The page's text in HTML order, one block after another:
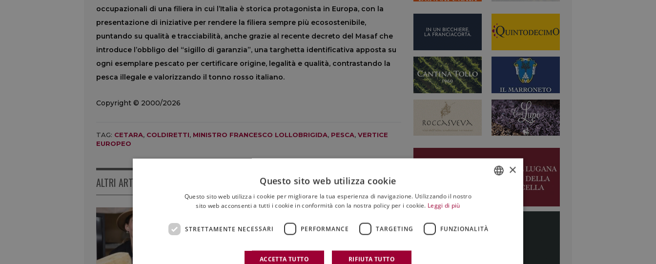
occupazionali di una filiera in cui l’Italia è storica protagonista in Europa, con la
presentazione di iniziative per rendere la filiera sempre più ecosostenibile,
puntando su qualità e tracciabilità, anche grazie al recente decreto del Masaf che
introduce l’obbligo del “sigillo di garanzia”, una targhetta identificativa apposta su
ogni esemplare pescato per certificare origine, legalità e qualità, contrastando la
pesca illegale e valorizzando il tonno rosso italiano.
Copyright © 2000/2026
TAG: CETARA, COLDIRETTI, MINISTRO FRANCESCO LOLLOBRIGIDA, PESCA, VERTICE
EUROPEO
ALTRI ARTICOLI
Un viaggio nel mondo tra biodiversità e storie di
cibo: ecco “Terra Madre Salone del Gusto” 2026
06 Agosto 2026
×
Questo sito web utilizza cookie
Questo sito web utilizza i cookie per migliorare la tua esperienza di navigazione. Utilizzando il nostro
sito web acconsenti a tutti i cookie in conformità con la nostra policy per i cookie. Leggi di più
STRETTAMENTE NECESSARI PERFORMANCE TARGETING FUNZIONALITÀ
ACCETTA TUTTO RIFIUTA TUTTO